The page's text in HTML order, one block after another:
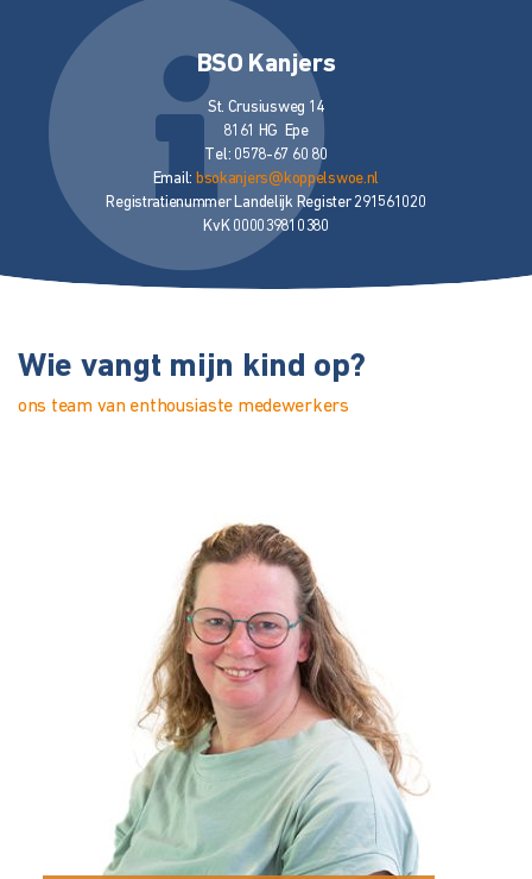
BSO Kanjers
St. Crusiusweg 14
8161 HG Epe
Tel: 0578-67 60 80
Email: bsokanjers@koppelswoe.nl
Registratienummer Landelijk Register 291561020
KvK 000039810380
Wie vangt mijn kind op?
ons team van enthousiaste medewerkers